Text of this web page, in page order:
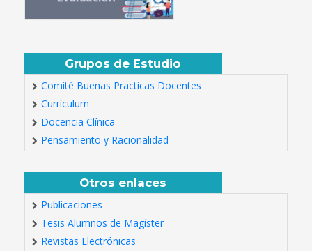
Grupos de Estudio
Comité Buenas Practicas Docentes
Currículum
Docencia Clínica
Pensamiento y Racionalidad
Otros enlaces
Publicaciones
Tesis Alumnos de Magíster
Revistas Electrónicas